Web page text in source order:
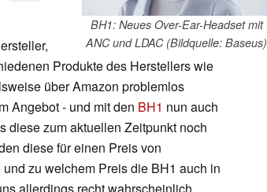
BH1: Neues Over-Ear-Headset mit
ANC und LDAC (Bildquelle: Baseus)
Produkte des Herstellers wie
über Amazon problemlos
Angebot - und mit den BH1 nun auch
diese zum aktuellen Zeitpunkt noch
diese für einen Preis von
zu welchem Preis die BH1 auch in